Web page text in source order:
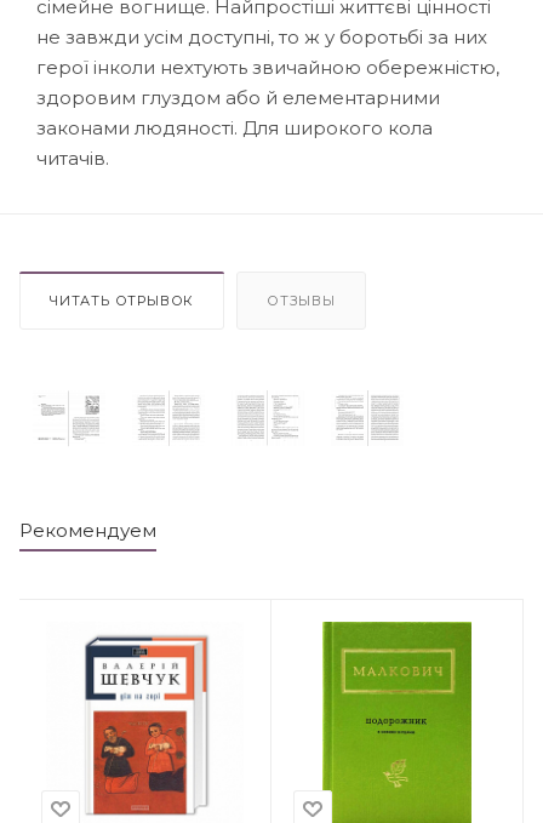
сімейне вогнище. Найпростіші життєві цінності
не завжди усім доступні, то ж у боротьбі за них
герої інколи нехтують звичайною обережністю,
здоровим глуздом або й елементарними
законами людяності. Для широкого кола
читачів.
ЧИТАТЬ ОТРЫВОК ОТЗЫВЫ
Рекомендуем